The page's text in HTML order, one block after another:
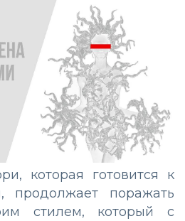
которая готовится к
продолжает поражать
стилем, который с